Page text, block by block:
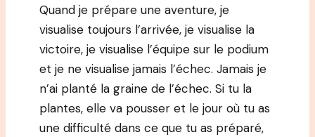
Quand je prépare une aventure, je
visualise toujours l’arrivée, je visualise la
victoire, je visualise l’équipe sur le podium
et je ne visualise jamais l’échec. Jamais je
n’ai planté la graine de l’échec. Si tu la
plantes, elle va pousser et le jour où tu as
une difficulté dans ce que tu as préparé,